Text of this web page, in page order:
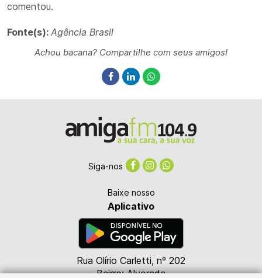
comentou.
Fonte(s): Agência Brasil
Achou bacana? Compartilhe com seus amigos!
Rua Olírio Carletti, nº 202
Bairro: Alvorada
Siga-nos
Baixe nosso
Aplicativo